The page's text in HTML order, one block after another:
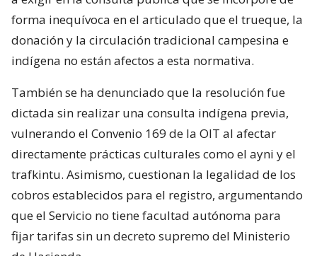
forma inequívoca en el articulado que el trueque, la
donación y la circulación tradicional campesina e
indígena no están afectos a esta normativa.
También se ha denunciado que la resolución fue
dictada sin realizar una consulta indígena previa,
vulnerando el Convenio 169 de la OIT al afectar
directamente prácticas culturales como el ayni y el
trafkintu. Asimismo, cuestionan la legalidad de los
cobros establecidos para el registro, argumentando
que el Servicio no tiene facultad autónoma para
fijar tarifas sin un decreto supremo del Ministerio